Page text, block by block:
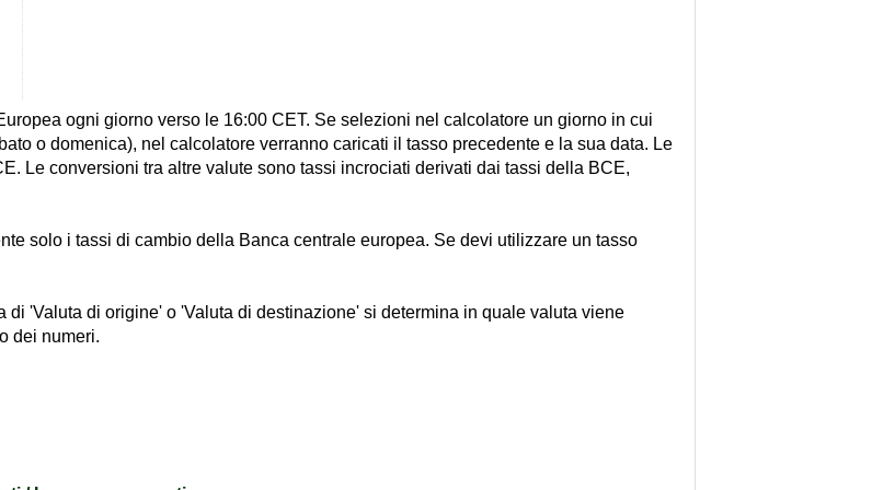
ogni giorno verso le 16:00 CET. Se selezioni nel calcolatore un giorno in cui
o domenica), nel calcolatore verranno caricati il tasso precedente e la sua data. Le
Le conversioni tra altre valute sono tassi incrociati derivati dai tassi della BCE,
solo i tassi di cambio della Banca centrale europea. Se devi utilizzare un tasso
'Valuta di origine' o 'Valuta di destinazione' si determina in quale valuta viene
dei numeri.